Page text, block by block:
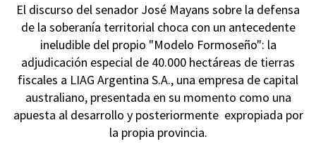
El discurso del senador José Mayans sobre la defensa
de la soberanía territorial choca con un antecedente
ineludible del propio "Modelo Formoseño": la
adjudicación especial de 40.000 hectáreas de tierras
fiscales a LIAG Argentina S.A., una empresa de capital
australiano, presentada en su momento como una
apuesta al desarrollo y posteriormente expropiada por
la propia provincia.